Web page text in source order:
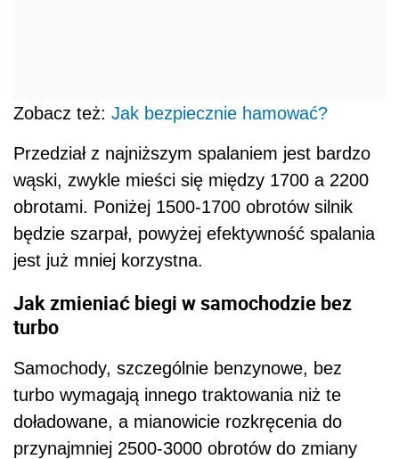
Zobacz też: Jak bezpiecznie hamować?
Przedział z najniższym spalaniem jest bardzo
wąski, zwykle mieści się między 1700 a 2200
obrotami. Poniżej 1500-1700 obrotów silnik
będzie szarpał, powyżej efektywność spalania
jest już mniej korzystna.
Jak zmieniać biegi w samochodzie bez
turbo
Samochody, szczególnie benzynowe, bez
turbo wymagają innego traktowania niż te
doładowane, a mianowicie rozkręcenia do
przynajmniej 2500-3000 obrotów do zmiany